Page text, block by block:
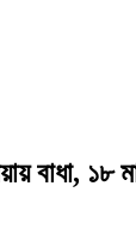
বাধা, ১৮